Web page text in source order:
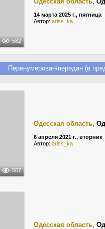
582
14 марта 2025 г., пятница
Автор: ariss_ka
Перенумерован/передан (в
507
Одесская область,
6 апреля 2021 г., вторник
Автор: ariss_ka
Одесская область,